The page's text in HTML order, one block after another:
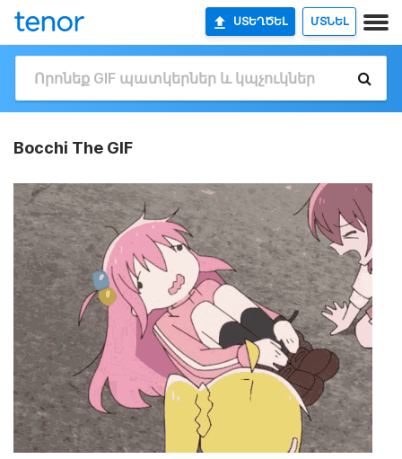
ՍՏԵՂԾԵԼ ՄՏՆԵԼ
Bocchi The GIF